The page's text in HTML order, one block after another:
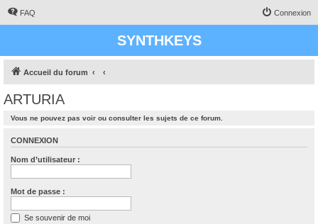
FAQ Connexion
SYNTHKEYS
Accueil du forum
ARTURIA
Vous ne pouvez pas voir ou consulter les sujets de ce forum.
CONNEXION
Nom d’utilisateur :
Mot de passe :
Se souvenir de moi